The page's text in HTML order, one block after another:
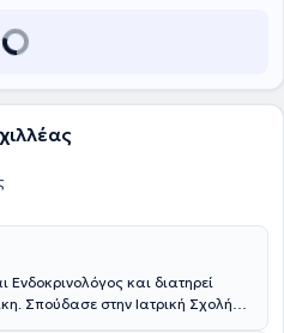
Ενδοκρινολόγος και διατηρεί
Σπούδασε στην Ιατρική Σχολή